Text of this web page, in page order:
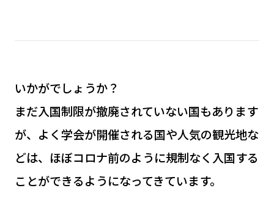
いかがでしょうか？
まだ入国制限が撤廃されていない国もあります
が、よく学会が開催される国や人気の観光地な
どは、ほぼコロナ前のように規制なく入国する
ことができるようになってきています。